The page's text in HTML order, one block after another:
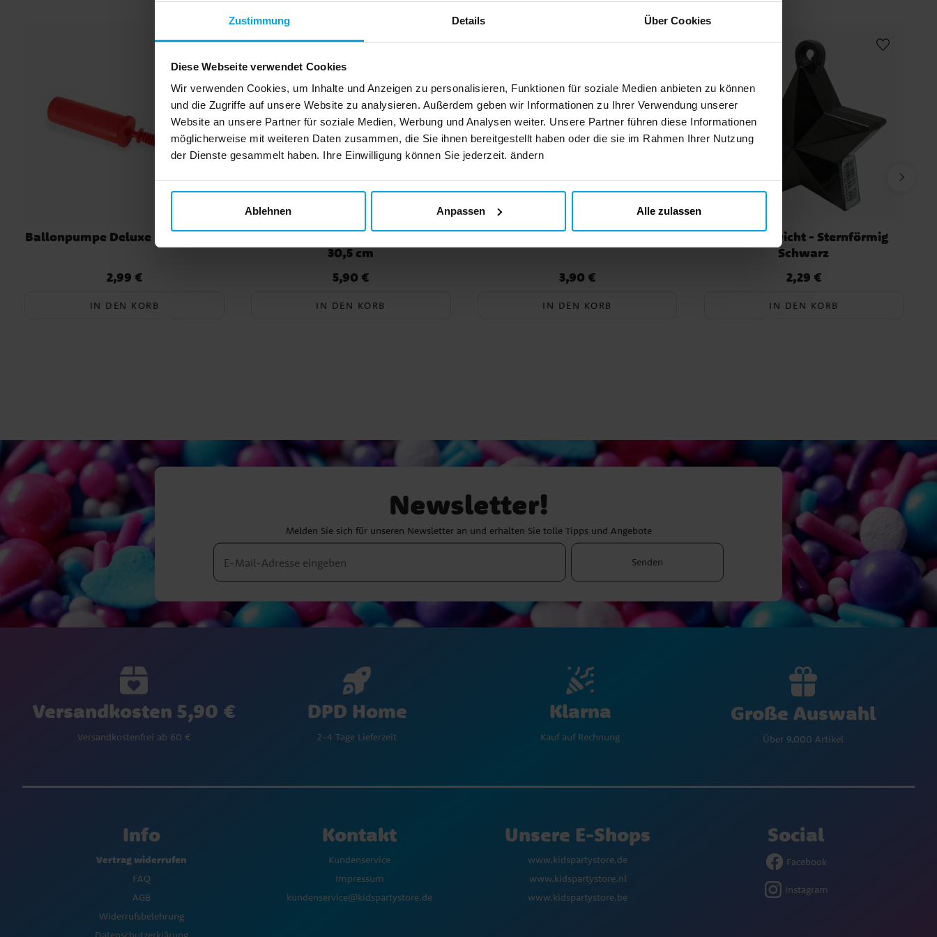
Zustimmung Details Über Cookies
Diese Webseite verwendet Cookies
Wir verwenden Cookies, um Inhalte und Anzeigen zu personalisieren, Funktionen für soziale Medien anbieten zu können
und die Zugriffe auf unsere Website zu analysieren. Außerdem geben wir Informationen zu Ihrer Verwendung unserer
Website an unsere Partner für soziale Medien, Werbung und Analysen weiter. Unsere Partner führen diese Informationen
möglicherweise mit weiteren Daten zusammen, die Sie ihnen bereitgestellt haben oder die sie im Rahmen Ihrer Nutzung
der Dienste gesammelt haben. Ihre Einwilligung können Sie jederzeit. ändern
Ablehnen Anpassen Alle zulassen
Ballonpumpe Deluxe Dual Action
Preis:2,99 €
2,99 €
IN DEN KORB
FunCakes - Tortenplatte rund Rot
30,5 cm
Preis:5,90 €
5,90 €
IN DEN KORB
Muffinförmchen - Rot 50er-Pack
Preis:3,90 €
3,90 €
IN DEN KORB
Ballongewicht - Sternförmig
Schwarz
Preis:2,29 €
2,29 €
IN DEN KORB
Newsletter!
Melden Sie sich für unseren Newsletter an und erhalten Sie tolle Tipps und Angebote
Senden
Versandkosten 5,90 €
Versandkostenfrei ab 60 €
DPD Home
2-4 Tage Lieferzeit
Klarna
Kauf auf Rechnung
Große Auswahl
Über 9.000 Artikel
Info
Vertrag widerrufen
FAQ
AGB
Widerrufsbelehrung
Kontakt
Kundenservice
Impressum
kundenservice@kidspartystore.de
Unsere E-Shops
www.kidspartystore.de
www.kidspartystore.nl
www.kidspartystore.be
Social
Facebook
Instagram